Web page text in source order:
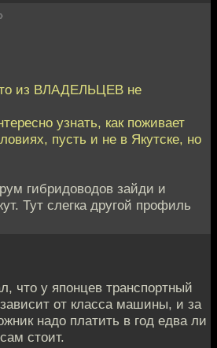
из ВЛАДЕЛЬЦЕВ не
узнать, как поживает
пусть и не в Якутске, но
гибридоводов зайди и
Тут слегка другой профиль
что у японцев транспортный
от класса машины, и за
надо платить в год едва ли
стоит.